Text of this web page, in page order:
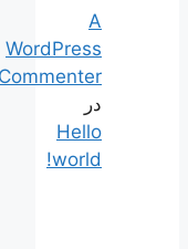
A
WordPress
Commenter
در
Hello
world!